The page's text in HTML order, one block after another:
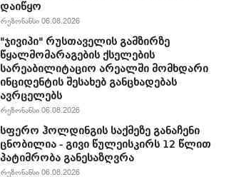
დაიწყო
რეზონანსი 06.08.2026
"ჯივიპი" რუსთაველის გამზირზე
წყალმომარაგების ქსელების
სარეაბილიტაციო არეალში მომხდარი
ინციდენტის შესახებ განცხადებას
ავრცელებს
რეზონანსი 06.08.2026
სფერო ჰოლდინგის საქმეზე განაჩენი
ცნობილია - გივი წულეისკირს 12 წლით
პატიმრობა განესაზღვრა
რეზონანსი 06.08.2026